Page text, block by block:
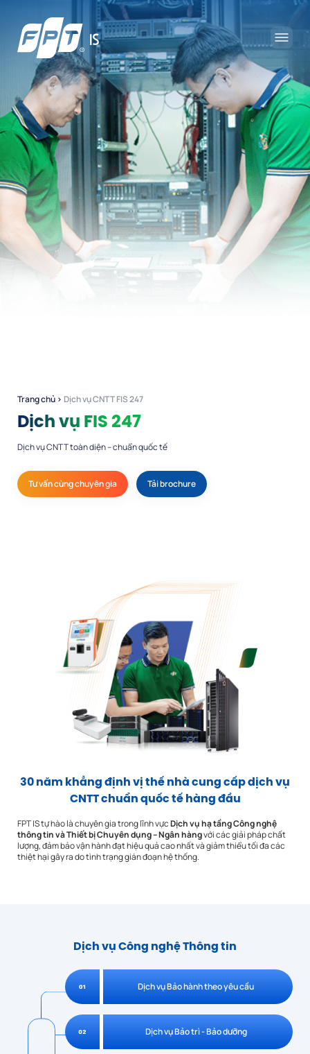
Trang chủ › Dịch vụ CNTT FIS 247
Dịch vụ FIS 247
Dịch vụ CNTT toàn diện – chuẩn quốc tế
Tư vấn cùng chuyên gia Tải brochure
30 năm khẳng định vị thế nhà cung cấp dịch vụ
CNTT chuẩn quốc tế hàng đầu
FPT IS tự hào là chuyên gia trong lĩnh vựcDịch vụ hạ tầng Công nghệ
thông tin và Thiết bị Chuyên dụng – Ngân hàngvới các giải pháp chất
lượng, đảm bảo vận hành đạt hiệu quả cao nhất và giảm thiểu tối đa các
thiệt hại gây ra do tình trạng gián đoạn hệ thống.
Dịch vụ Công nghệ Thông tin
Dịch vụ Bảo hành theo yêu cầu
Dịch vụ Bảo trì - Bảo dưỡng